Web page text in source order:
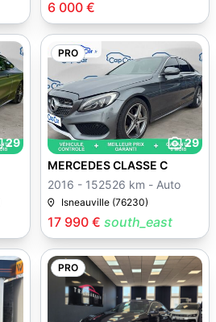
6 000 €
29
PRO
29
17 990 € south_east
MERCEDES CLASSE C
2016 - 152526 km - Auto
Isneauville (76230)
PRO